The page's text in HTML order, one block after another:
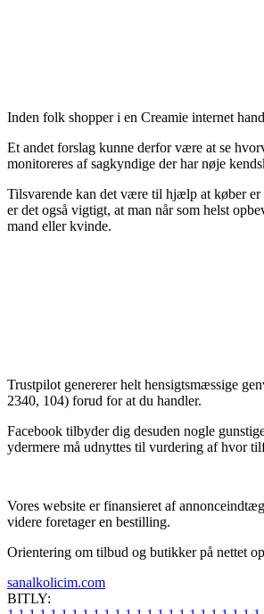
Inden folk shopper i en Creamie internet
Et andet forslag kunne derfor være at se
monitoreres af sagkyndige der har nøje
Tilsvarende kan det være til hjælp at køber er
er det også vigtigt, at man når som helst
mand eller kvinde.
Trustpilot genererer helt hensigtsmæssige
2340, 104) forud for at du handler.
Facebook tilbyder dig desuden nogle
ydermere må udnyttes til vurdering af hvor
Vores website er finansieret af
videre foretager en bestilling.
Orientering om tilbud og butikker på nettet
sanalkolicim.com
BITLY: